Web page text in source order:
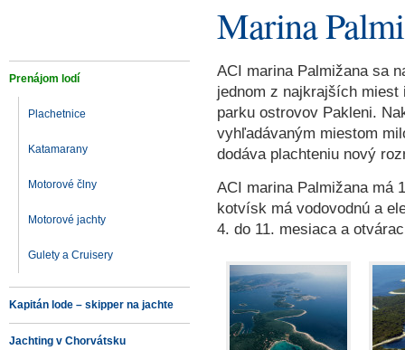
Marina
Prenájom lodí
Plachetnice
Katamarany
Motorové člny
Motorové jachty
Gulety a Cruisery
Kapitán lode – skipper na jachte
Jachting v Chorvátsku
ACI marina Palmižana sa
jednom z najkrajších miest
parku ostrovov Pakleni.
vyhľadávaným miestom
dodáva plachteniu nový
ACI marina Palmižana má
kotvísk má vodovodnú a
4. do 11. mesiaca a